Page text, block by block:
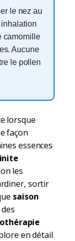
le nez au
camomille
Aucune
le pollen
lorsque
façon
essences
les
sortir
saison
en détail